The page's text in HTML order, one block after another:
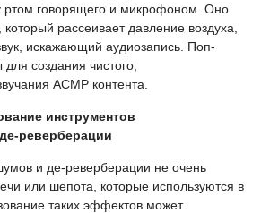
ртом говорящего и микрофоном. Оно
который рассеивает давление воздуха,
искажающий аудиозапись. Поп-
создания чистого,
АСМР контента.
инструментов
реверберации
и де-реверберации не очень
или шепота, которые используются в
таких эффектов может